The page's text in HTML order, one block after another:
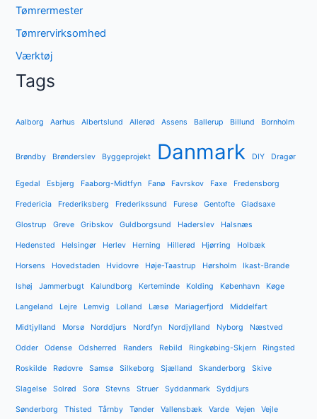
Tømrermester
Tømrervirksomhed
Værktøj
Tags
Aalborg Aarhus Albertslund Allerød Assens Ballerup Billund Bornholm
Brøndby Brønderslev Byggeprojekt Danmark DIY Dragør
Egedal Esbjerg Faaborg-Midtfyn Fanø Favrskov Faxe Fredensborg
Fredericia Frederiksberg Frederikssund Furesø Gentofte Gladsaxe
Glostrup Greve Gribskov Guldborgsund Haderslev Halsnæs
Hedensted Helsingør Herlev Herning Hillerød Hjørring Holbæk
Horsens Hovedstaden Hvidovre Høje-Taastrup Hørsholm Ikast-Brande
Ishøj Jammerbugt Kalundborg Kerteminde Kolding København Køge
Langeland Lejre Lemvig Lolland Læsø Mariagerfjord Middelfart
Midtjylland Morsø Norddjurs Nordfyn Nordjylland Nyborg Næstved
Odder Odense Odsherred Randers Rebild Ringkøbing-Skjern Ringsted
Roskilde Rødovre Samsø Silkeborg Sjælland Skanderborg Skive
Slagelse Solrød Sorø Stevns Struer Syddanmark Syddjurs
Sønderborg Thisted Tårnby Tønder Vallensbæk Varde Vejen Vejle